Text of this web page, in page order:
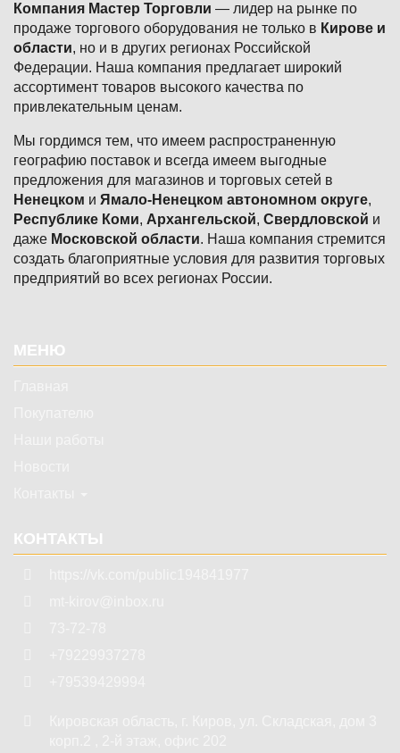
Компания Мастер Торговли — лидер на рынке по
продаже торгового оборудования не только в Кирове и
области, но и в других регионах Российской
Федерации. Наша компания предлагает широкий
ассортимент товаров высокого качества по
привлекательным ценам.
Мы гордимся тем, что имеем распространенную
географию поставок и всегда имеем выгодные
предложения для магазинов и торговых сетей в
Ненецком и Ямало-Ненецком автономном округе,
Республике Коми, Архангельской, Свердловской и
даже Московской области. Наша компания стремится
создать благоприятные условия для развития торговых
предприятий во всех регионах России.
МЕНЮ
КОНТАКТЫ